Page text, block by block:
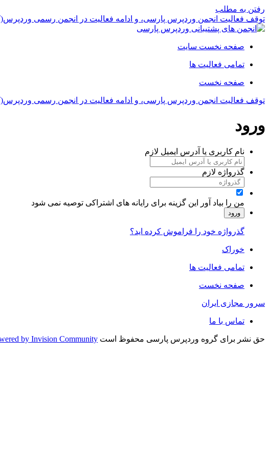
رفتن به مطلب
توقف فعالیت انجمن وردپرس پارسی، و ادامه فعالیت در انجمن رسمی
صفحه نخست سایت
تمامی فعالیت ها
صفحه نخست
توقف فعالیت انجمن وردپرس پارسی، و ادامه فعالیت در انجمن رسمی
ورود
نام کاربری یا آدرس ایمیل لازم
گذرواژه لازم
من را بیاد آور این گزینه برای رایانه های اشتراکی توصیه نمی شود
ورود
گذرواژه خود را فراموش کرده اید؟
خوراک
تمامی فعالیت ها
صفحه نخست
سرور مجازی ایران
تماس با ما
حق نشر برای گروه وردپرس پارسی محفوظ است by Invision Community